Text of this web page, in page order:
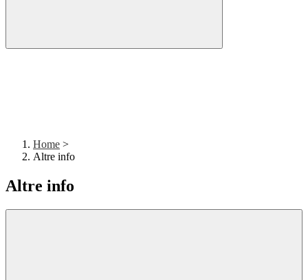
Home >
Altre info
Altre info